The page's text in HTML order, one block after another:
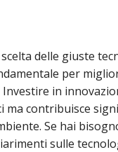
delle giuste
per
Investire in
ma contribuisce
Se hai
sulle